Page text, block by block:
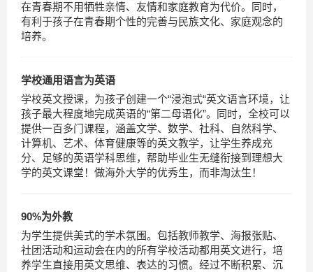
在青春期不用牺牲亲情、友情和家庭教育为代价。同时，
有利于孩子在青春期个性的完善与民族文化、家庭观念的
培养。
学校通用语言为英语
学校英文授课，为孩子创建一个“浸泡式“英文语言环境，让
孩子最大程度地完成英语的“第二母语化”。同时，全校可以
提供一百多门课程，涵盖文学、数学、社科、自然科学、
计算机、艺术、体育健康等的英文教学，让学生养成充
分、足够的英语学科思维，帮助毕业生无缝衔接到理想大
学的英文课堂！做海外大学的优秀生，而非淘汰生！
90%为外教
为学生提供美式的学术氛围。包括教师教学、海报张贴、
社团活动和运动会在内的所有学校活动都用英文进行，培
养学生直接用英文思维、表达的习惯。经过不断积累、沉